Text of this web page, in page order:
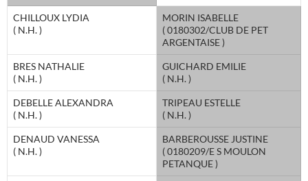
CHILLOUX LYDIA
( N.H. )
MORIN ISABELLE
( 0180302/CLUB DE PET
ARGENTAISE )
BRES NATHALIE
( N.H. )
GUICHARD EMILIE
( N.H. )
DEBELLE ALEXANDRA
( N.H. )
TRIPEAU ESTELLE
( N.H. )
DENAUD VANESSA
( N.H. )
BARBEROUSSE JUSTINE
( 0180209/E S MOULON
PETANQUE )